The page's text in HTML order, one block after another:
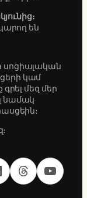
են
սոցիալական
կամ
մեզ մեր
նամակ
Threads YouTube